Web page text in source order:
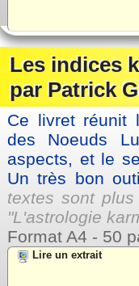
Les indices
par Patrick
Ce livret réunit
des Noeuds
aspects, et le
Un très bon
textes sont
"L'astrologie
Format A4 - 50
Lire un extrait